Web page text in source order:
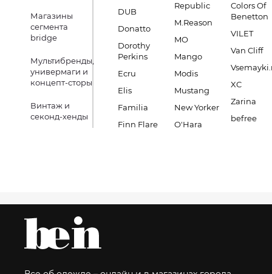
Магазины
сегмента
bridge
Мультибренды,
универмаги и
концепт-сторы
Винтаж и
секонд-хенды
DUB
Donatto
Dorothy
Perkins
Ecru
Elis
Familia
Finn Flare
Republic
M.Reason
MO
Mango
Modis
Mustang
New Yorker
O'Hara
Colors Of
Benetton
VILET
Van Cliff
XC
Zarina
befree